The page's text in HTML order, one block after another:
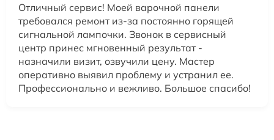
Отличный сервис! Моей варочной панели
требовался ремонт из-за постоянно горящей
сигнальной лампочки. Звонок в сервисный
центр принес мгновенный результат -
назначили визит, озвучили цену. Мастер
оперативно выявил проблему и устранил ее.
Профессионально и вежливо. Большое спасибо!